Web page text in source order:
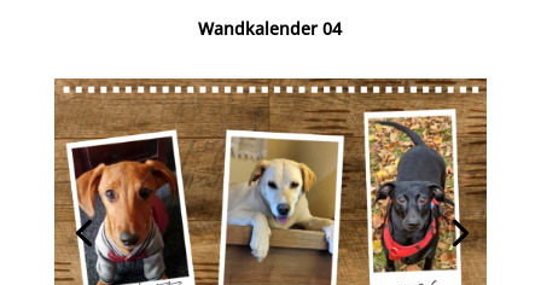
Wandkalender 04